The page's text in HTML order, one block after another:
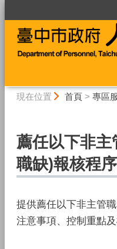
現在位置 首頁> 專區
薦任以下非主
職缺)報核程序
提供薦任以下非主管
注意事項、控制重點